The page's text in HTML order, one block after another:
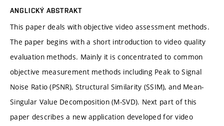
ANGLICKÝ ABSTRAKT
This paper deals with objective video assessment methods.
The paper begins with a short introduction to video quality
evaluation methods. Mainly it is concentrated to common
objective measurement methods including Peak to Signal
Noise Ratio (PSNR), Structural Similarity (SSIM), and Mean-
Singular Value Decomposition (M-SVD). Next part of this
paper describes a new application developed for video